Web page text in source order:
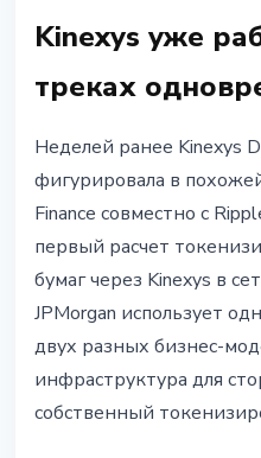
Kinexys уже
треках
Неделей ранее Kinexys
фигурировала в
Finance совместно с
первый расчет
бумаг через Kinexys в
JPMorgan использует
двух разных бизнес-
инфраструктура для
собственный